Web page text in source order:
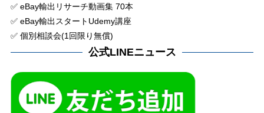
✅ eBay輸出リサーチ動画集 70本
✅ eBay輸出スタートUdemy講座
✅ 個別相談会(1回限り無償)
公式LINEニュース